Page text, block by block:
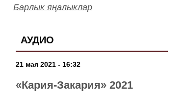
Барлык яңалыклар
АУДИО
21 мая 2021 - 16:32
«Кария-Закария» 2021